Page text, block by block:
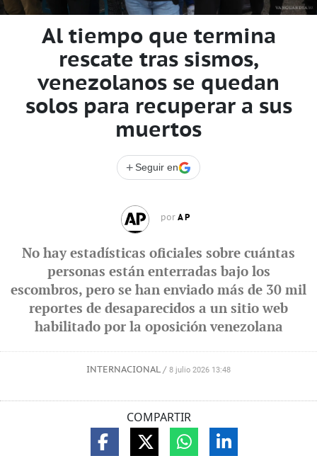
Al tiempo que termina
rescate tras sismos,
venezolanos se quedan
solos para recuperar a sus
muertos
+ Seguir en
porAP
No hay estadísticas oficiales sobre cuántas
personas están enterradas bajo los
escombros, pero se han enviado más de 30 mil
reportes de desaparecidos a un sitio web
habilitado por la oposición venezolana
INTERNACIONAL / 8 julio 2026 13:48
COMPARTIR